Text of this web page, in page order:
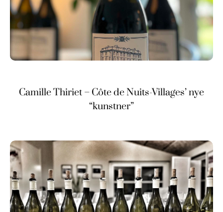
Camille Thiriet – Côte de Nuits-Villages’ nye
“kunstner”